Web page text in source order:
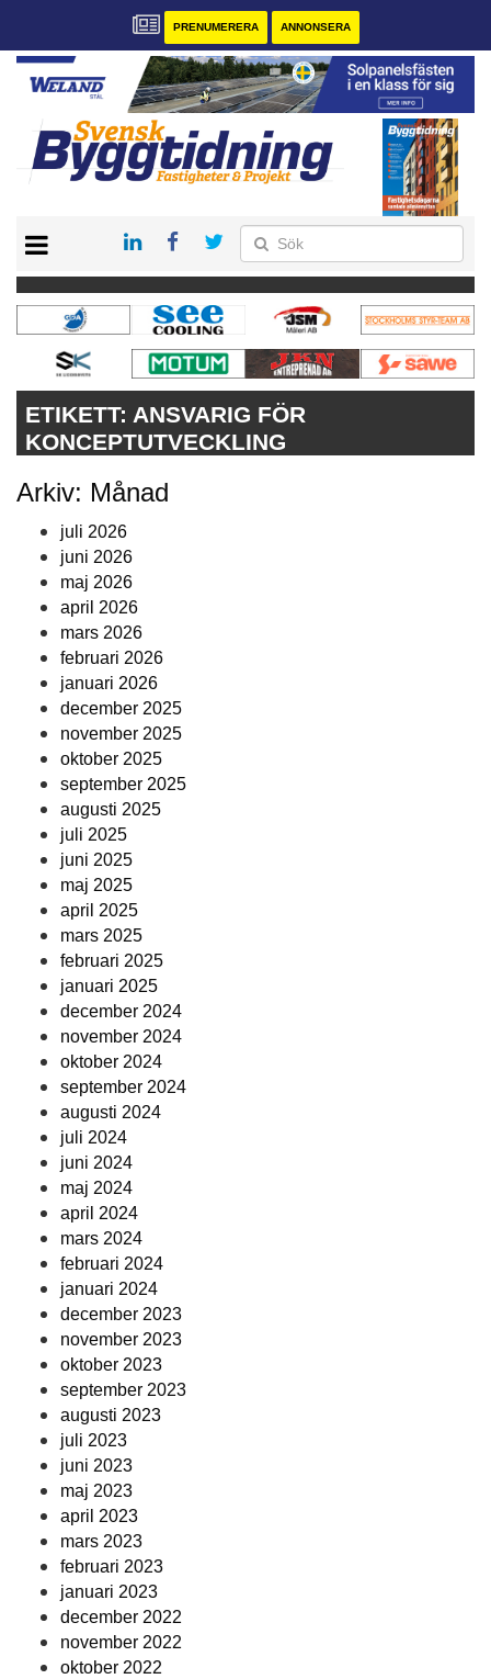
PRENUMERERA ANNONSERA
PRENUMERERA
VÅRA ANDRA MAGASIN
ANNONSERA
ETIKETT: ANSVARIG FÖR
KONCEPTUTVECKLING
Arkiv: Månad
juli 2026
juni 2026
maj 2026
april 2026
mars 2026
februari 2026
januari 2026
december 2025
november 2025
oktober 2025
september 2025
augusti 2025
juli 2025
juni 2025
maj 2025
april 2025
mars 2025
februari 2025
januari 2025
december 2024
november 2024
oktober 2024
september 2024
augusti 2024
juli 2024
juni 2024
maj 2024
april 2024
mars 2024
februari 2024
januari 2024
december 2023
november 2023
oktober 2023
september 2023
augusti 2023
juli 2023
juni 2023
maj 2023
april 2023
mars 2023
februari 2023
januari 2023
december 2022
november 2022
oktober 2022